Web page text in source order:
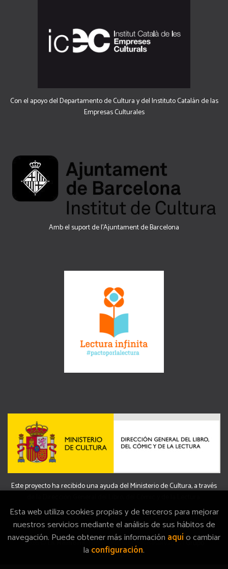
Con el apoyo del Departamento de Cultura y del Instituto Catalán de las
Empresas Culturales
Amb el suport de l’Ajuntament de Barcelona
Este proyecto ha recibido una ayuda del Ministerio de Cultura, a través
2026 ©La Memòria. Todos los Derechos Reservados | Grupo
Trevenque
Esta web utiliza cookies propias y de terceros para mejorar
nuestros servicios mediante el análisis de sus hábitos de
navegación. Puede obtener más información aquío cambiar
la configuración.